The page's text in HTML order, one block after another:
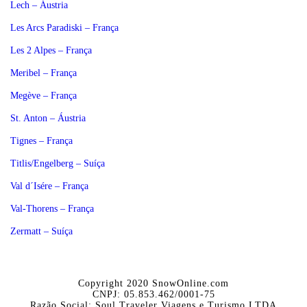
Lech – Áustria
Les Arcs Paradiski – França
Les 2 Alpes – França
Meribel – França
Megève – França
St. Anton – Áustria
Tignes – França
Titlis/Engelberg – Suíça
Val d´Isére – França
Val-Thorens – França
Zermatt – Suíça
Copyright 2020 SnowOnline.com
CNPJ: 05.853.462/0001-75